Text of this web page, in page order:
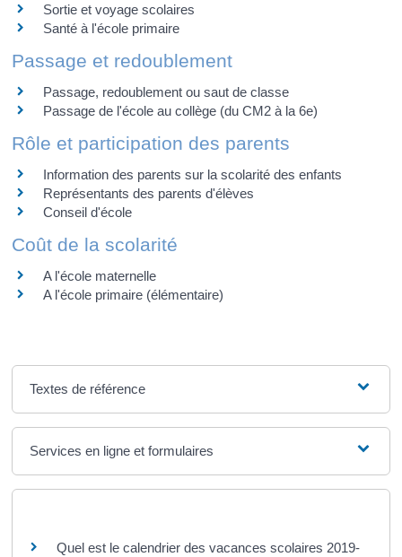
Sortie et voyage scolaires
Santé à l'école primaire
Passage et redoublement
Passage, redoublement ou saut de classe
Passage de l'école au collège (du CM2 à la 6e)
Rôle et participation des parents
Information des parents sur la scolarité des enfants
Représentants des parents d'élèves
Conseil d'école
Coût de la scolarité
A l'école maternelle
A l'école primaire (élémentaire)
Textes de référence
Services en ligne et formulaires
Quel est le calendrier des vacances scolaires 2019-